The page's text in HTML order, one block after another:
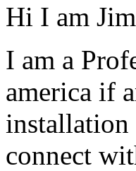
Hi I am
I am a
america if
installation
connect